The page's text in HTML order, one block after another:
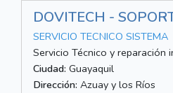
DOVITECH -
SERVICIO TECNICO SISTEMA
Servicio Técnico y reparación
Ciudad: Guayaquil
Dirección: Azuay y los Ríos